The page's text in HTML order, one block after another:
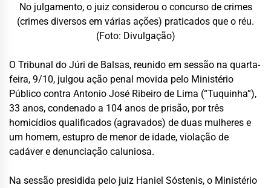
No julgamento, o juiz considerou o concurso de crimes
(crimes diversos em várias ações) praticados que o réu.
(Foto: Divulgação)
O Tribunal do Júri de Balsas, reunido em sessão na quarta-
feira, 9/10, julgou ação penal movida pelo Ministério
Público contra Antonio José Ribeiro de Lima (“Tuquinha”),
33 anos, condenado a 104 anos de prisão, por três
homicídios qualificados (agravados) de duas mulheres e
um homem, estupro de menor de idade, violação de
cadáver e denunciação caluniosa.
Na sessão presidida pelo juiz Haniel Sóstenis, o Ministério